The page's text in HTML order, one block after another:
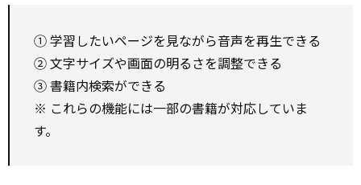
① 学習したいページを見ながら音声を再生できる
② 文字サイズや画面の明るさを調整できる
③ 書籍内検索ができる
※ これらの機能には一部の書籍が対応していま
す。